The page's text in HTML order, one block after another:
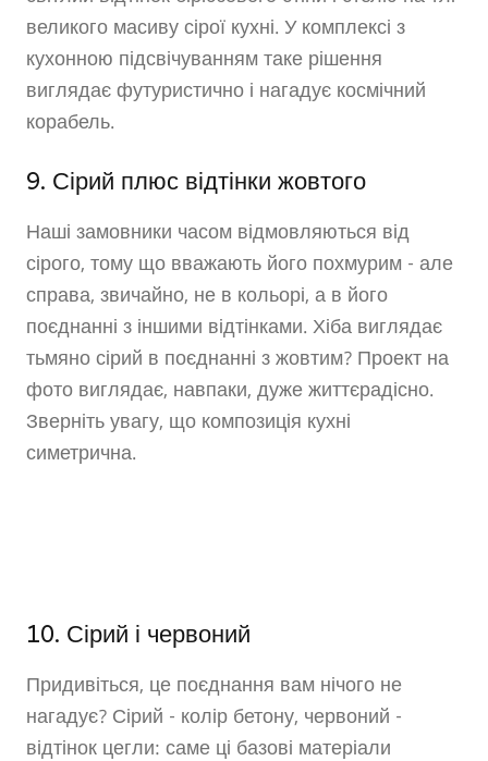
великого масиву сірої кухні. У комплексі з
кухонною підсвічуванням таке рішення
виглядає футуристично і нагадує космічний
корабель.
9. Сірий плюс відтінки жовтого
Наші замовники часом відмовляються від
сірого, тому що вважають його похмурим - але
справа, звичайно, не в кольорі, а в його
поєднанні з іншими відтінками. Хіба виглядає
тьмяно сірий в поєднанні з жовтим? Проект на
фото виглядає, навпаки, дуже життєрадісно.
Зверніть увагу, що композиція кухні
симетрична.
10. Сірий і червоний
Придивіться, це поєднання вам нічого не
нагадує? Сірий - колір бетону, червоний -
відтінок цегли: саме ці базові матеріали